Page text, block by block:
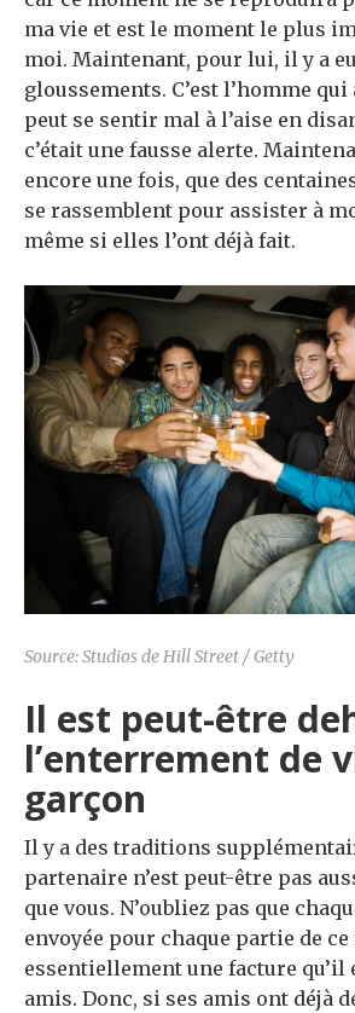
ma vie et est le moment le plus
moi. Maintenant, pour lui, il y a
gloussements. C’est l’homme
peut se sentir mal à l’aise en
c’était une fausse alerte.
encore une fois, que des
se rassemblent pour assister à
même si elles l’ont déjà fait.
Source: Studios de Hill Street / Getty
Il est peut-être
l’enterrement de
garçon
Il y a des traditions
partenaire n’est peut-être pas
que vous. N’oubliez pas que
envoyée pour chaque partie de
essentiellement une facture qu’il
amis. Donc, si ses amis ont déjà